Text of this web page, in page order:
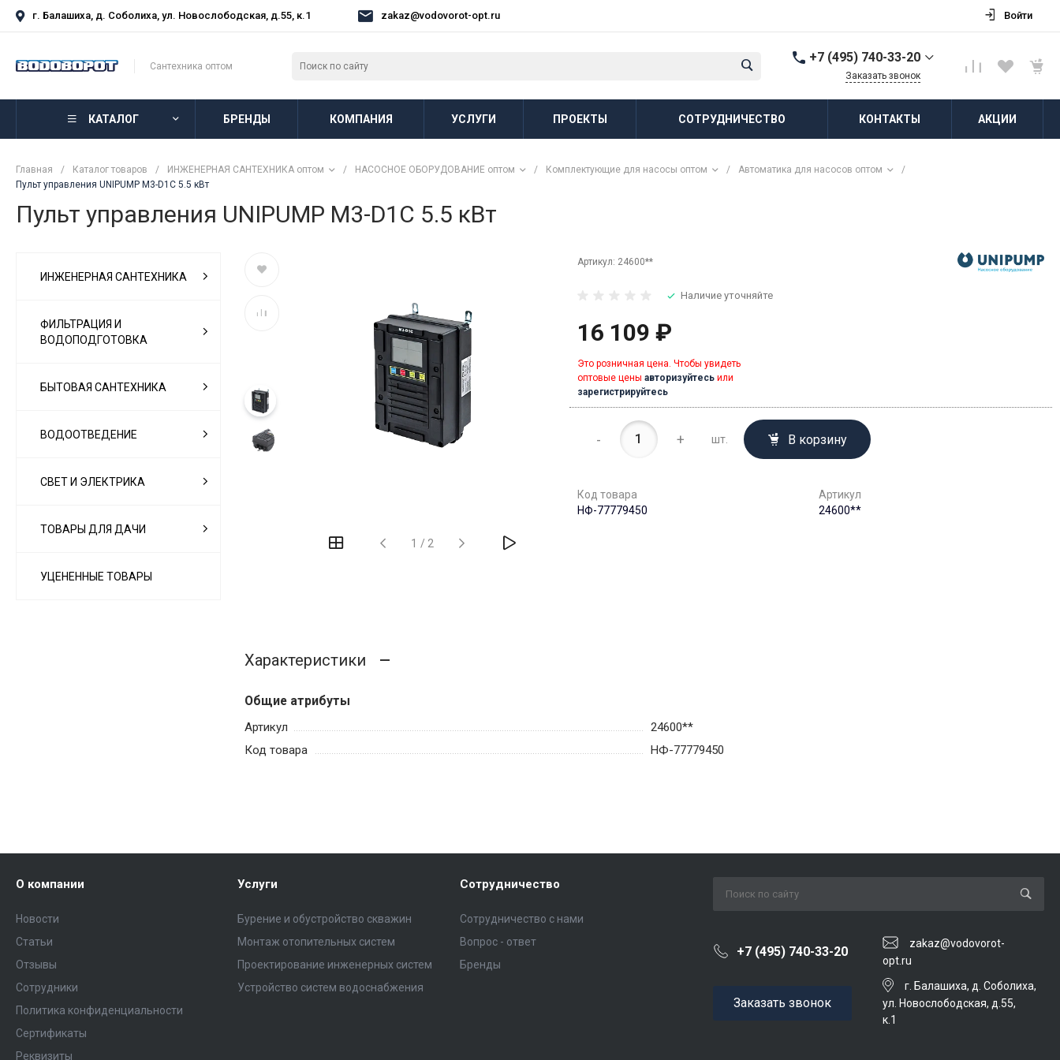
г. Балашиха, д. Соболиха, ул. Новослободская, д.55, к.1 zakaz@vodovorot-opt.ru Войти
Сантехника оптом
+7 (495) 740-33-20
г. Балашиха, д.
Пн-Пт: 8:00-18:00 Cб-Вс:
Заказать звонок
КАТАЛОГ БРЕНДЫ КОМПАНИЯ УСЛУГИ ПРОЕКТЫ СОТРУДНИЧЕСТВО КОНТАКТЫ АКЦИИ
Главная / Каталог товаров / ИНЖЕНЕРНАЯ САНТЕХНИКА оптом / НАСОСНОЕ ОБОРУДОВАНИЕ оптом / Комплектующие для насосы оптом / Автоматика для насосов оптом
/
Пульт управления UNIPUMP M3-D1C 5.5 кВт
Пульт управления UNIPUMP M3-D1C 5.5 кВт
ИНЖЕНЕРНАЯ САНТЕХНИКА
ФИЛЬТРАЦИЯ И
ВОДОПОДГОТОВКА
БЫТОВАЯ САНТЕХНИКА
ВОДООТВЕДЕНИЕ
СВЕТ И ЭЛЕКТРИКА
ТОВАРЫ ДЛЯ ДАЧИ
УЦЕНЕННЫЕ ТОВАРЫ
1 / 2
Артикул: 24600**
Наличие уточняйте
16 109 ₽
Это розничная цена. Чтобы увидеть
оптовые цены авторизуйтесьили
зарегистрируйтесь
- + шт. В корзину
Код товара
НФ-77779450
Артикул
24600**
Характеристики
Общие атрибуты
Артикул
24600**
Код товара
НФ-77779450
О компании
Новости
Статьи
Отзывы
Сотрудники
Политика конфиденциальности
Сертификаты
Реквизиты
Услуги
Бурение и обустройство скважин
Монтаж отопительных систем
Проектирование инженерных систем
Устройство систем водоснабжения
Сотрудничество
Сотрудничество с нами
Вопрос - ответ
Бренды
+7 (495) 740-33-20
zakaz@vodovorot-
opt.ru
Заказать звонок
г. Балашиха, д. Соболиха,
ул. Новослободская, д.55,
к.1